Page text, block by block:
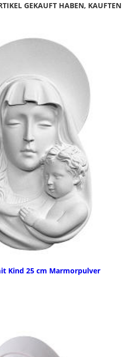
GEKAUFT HABEN, KAUFTEN
Kind 25 cm Marmorpulver